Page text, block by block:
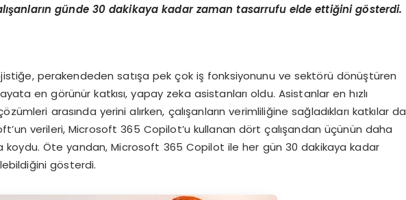
günde 30 dakikaya kadar zaman tasarrufu elde ettiğini gösterdi.
perakendeden satışa pek çok iş fonksiyonunu ve sektörü dönüştüren
en görünür katkısı, yapay zeka asistanları oldu. Asistanlar en hızlı
arasında yerini alırken, çalışanların verimliliğine sağladıkları katkılar da
verileri, Microsoft 365 Copilot’u kullanan dört çalışandan üçünün daha
Öte yandan, Microsoft 365 Copilot ile her gün 30 dakikaya kadar
gösterdi.